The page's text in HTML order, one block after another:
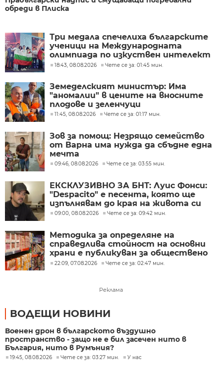
обреди в Плиска
Три медала спечелиха българските
ученици на Международната
олимпиада по изкуствен интелект
в Казахстан
18:43, 08.08.2026 Чете се за: 01:45 мин.
Земеделският министър: Има
"аномалии" в цените на вносните
плодове и зеленчуци
11:45, 08.08.2026 Чете се за: 01:17 мин.
Зов за помощ: Незрящо семейство
от Варна има нужда да сбъдне една
мечта
09:46, 08.08.2026 Чете се за: 03:55 мин.
ЕКСКЛУЗИВНО ЗА БНТ: Луис Фонси:
"Despacito" е песента, която ще
изпълнявам до края на живота си
09:00, 08.08.2026 Чете се за: 09:42 мин.
Методика за определяне на
справедлива стойност на основни
храни е публикуван за обществено
обсъждане
22:09, 07.08.2026 Чете се за: 02:47 мин.
Реклама
ВОДЕЩИ НОВИНИ
Военен дрон в българското въздушно
пространство - защо не е бил засечен нито в
България, нито в Румъния?
19:45, 08.08.2026 Чете се за: 03:27 мин. У нас